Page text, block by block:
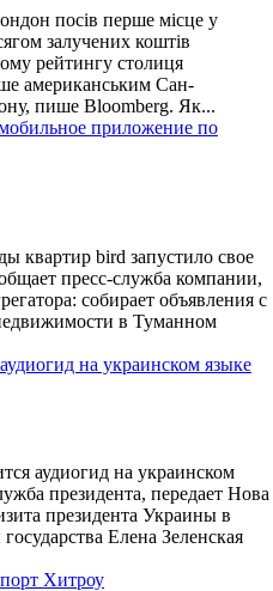
посів перше місце у
залучених коштів
рейтингу столиця
американським Сан-
пише Bloomberg. Як...
приложение по
квартир bird запустило свое
пресс-служба компании,
собирает объявления с
в Туманном
на украинском языке
аудиогид на украинском
президента, передает Нова
президента Украины в
Елена Зеленская
Хитроу